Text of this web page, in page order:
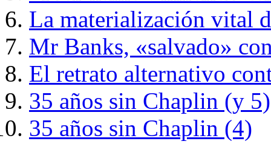
La materialización vital
Mr Banks, «salvado»
El retrato alternativo
35 años sin Chaplin (y 5)
35 años sin Chaplin (4)